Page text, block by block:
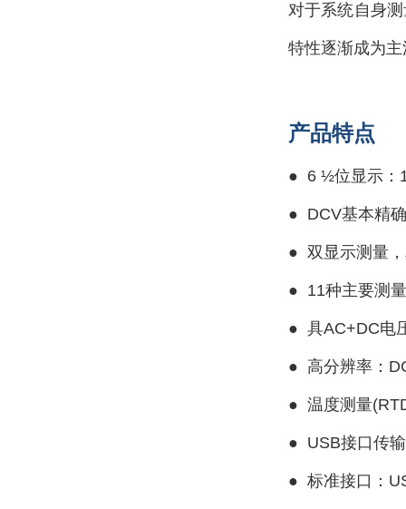
对于系统自身
特性逐渐成为
产品特点
● 6 ½位显示：
● DCV基本精
● 双显示测量
● 11种主要测
● 具AC+DC电
● 高分辨率：
● 温度测量
● USB接口传
● 标准接口：